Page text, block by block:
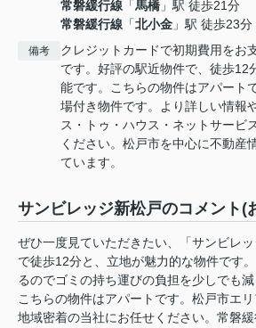
常磐緩行線 「馬橋 」駅 徒歩21分
常磐緩行線 「北小金 」駅 徒歩23分
備考
クレジットカードで初期費用をお
です。好評の駅近物件で、徒歩12
能です。こちらの物件はアパート
場付き物件です。より詳しい情報
ス・トゥ・ハウス・ネットサー
ください。松戸市を中心に不動産
ています。
サンビレッジ新松戸のコメント(
ぜひ一度見ていただきたい、「サンビレ
で徒歩12分と、立地が魅力的な物件です
るのでゴミの持ち運びの負担を少しでも減
こちらの物件はアパートです。松戸市エリ
地域密着の当社にお任せください。常磐